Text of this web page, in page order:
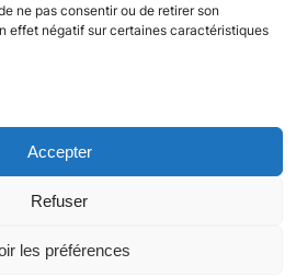
ne pas consentir ou de retirer son
effet négatif sur certaines caractéristiques
Accepter
Refuser
les préférences
et activités en Dordogne
Nos valeurs
Mentions légales